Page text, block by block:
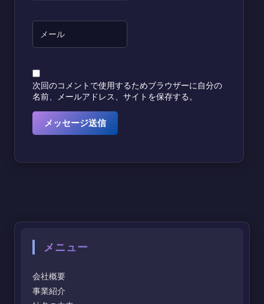
次回のコメントで使用するためブラウザーに自分の
名前、メールアドレス、サイトを保存する。
メニュー
会社概要
事業紹介